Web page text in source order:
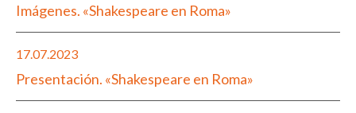
Imágenes. «Shakespeare en Roma»
17.07.2023
Presentación. «Shakespeare en Roma»